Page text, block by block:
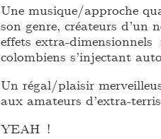
Une musique/approche
son genre, créateurs d’un
effets extra-
colombiens s’injectant
Un régal/plaisir
aux amateurs d’extra-
YEAH !